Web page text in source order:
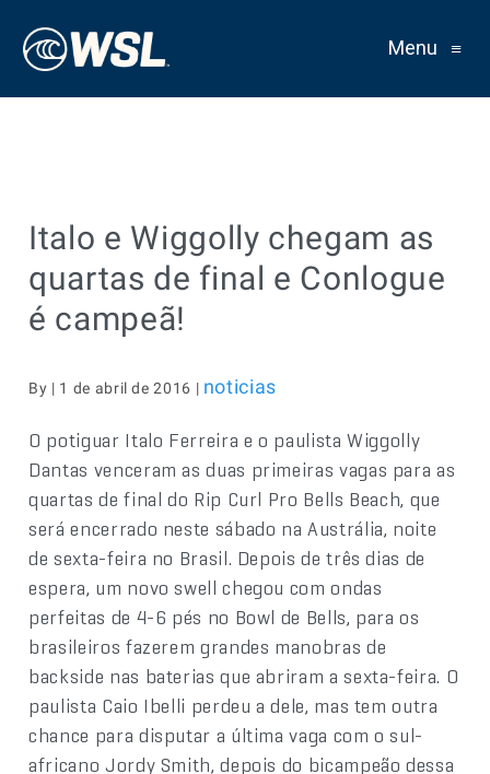
Menu ≡
Italo e Wiggolly chegam as
quartas de final e Conlogue
é campeã!
By | 1 de abril de 2016 | noticias
O potiguar Italo Ferreira e o paulista Wiggolly
Dantas venceram as duas primeiras vagas para as
quartas de final do Rip Curl Pro Bells Beach, que
será encerrado neste sábado na Austrália, noite
de sexta-feira no Brasil. Depois de três dias de
espera, um novo swell chegou com ondas
perfeitas de 4-6 pés no Bowl de Bells, para os
brasileiros fazerem grandes manobras de
backside nas baterias que abriram a sexta-feira. O
paulista Caio Ibelli perdeu a dele, mas tem outra
chance para disputar a última vaga com o sul-
africano Jordy Smith, depois do bicampeão dessa